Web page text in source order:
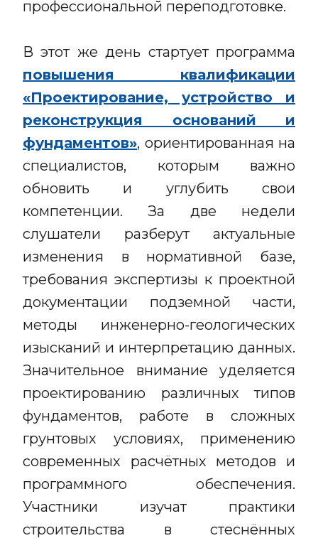
профессиональной переподготовке.
В этот же день стартует программа
повышения квалификации
«Проектирование, устройство и
реконструкция оснований и
фундаментов», ориентированная на
специалистов, которым важно
обновить и углубить свои
компетенции. За две недели
слушатели разберут актуальные
изменения в нормативной базе,
требования экспертизы к проектной
документации подземной части,
методы инженерно-геологических
изысканий и интерпретацию данных.
Значительное внимание уделяется
проектированию различных типов
фундаментов, работе в сложных
грунтовых условиях, применению
современных расчётных методов и
программного обеспечения.
Участники изучат практики
строительства в стеснённых